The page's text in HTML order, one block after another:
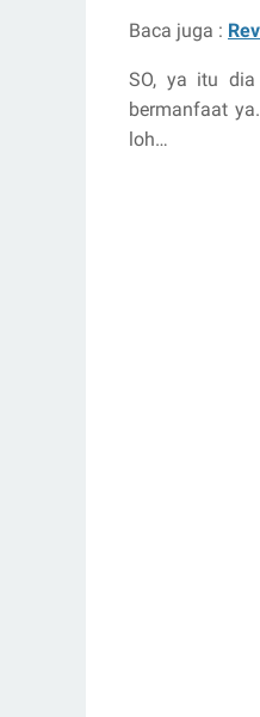
Baca juga :
SO, ya itu dia
bermanfaat
loh…